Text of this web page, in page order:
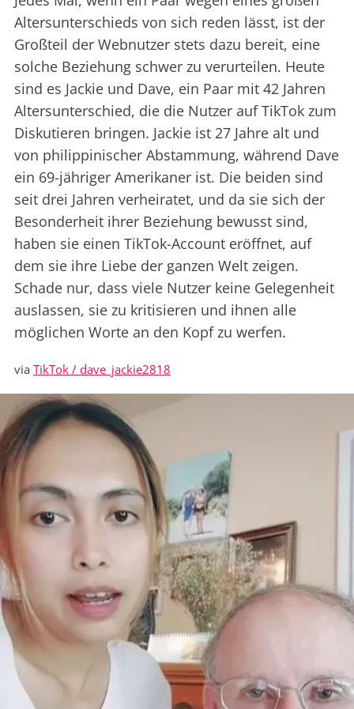
Altersunterschieds von sich reden lässt, ist der
Großteil der Webnutzer stets dazu bereit, eine
solche Beziehung schwer zu verurteilen. Heute
sind es Jackie und Dave, ein Paar mit 42 Jahren
Altersunterschied, die die Nutzer auf TikTok zum
Diskutieren bringen. Jackie ist 27 Jahre alt und
von philippinischer Abstammung, während Dave
ein 69-jähriger Amerikaner ist. Die beiden sind
seit drei Jahren verheiratet, und da sie sich der
Besonderheit ihrer Beziehung bewusst sind,
haben sie einen TikTok-Account eröffnet, auf
dem sie ihre Liebe der ganzen Welt zeigen.
Schade nur, dass viele Nutzer keine Gelegenheit
auslassen, sie zu kritisieren und ihnen alle
möglichen Worte an den Kopf zu werfen.
via TikTok / dave_jackie2818